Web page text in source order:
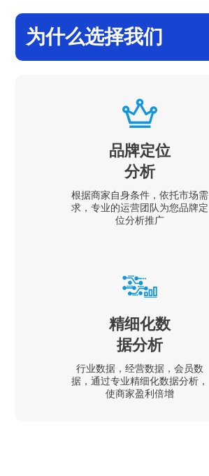
为什么选择我们
品牌定位
分析
根据商家自身条件，依托市场需
求，专业的运营团队为您品牌定
位分析推广
精细化数
据分析
行业数据，经营数据，会员数
据，通过专业精细化数据分析，
使商家盈利倍增